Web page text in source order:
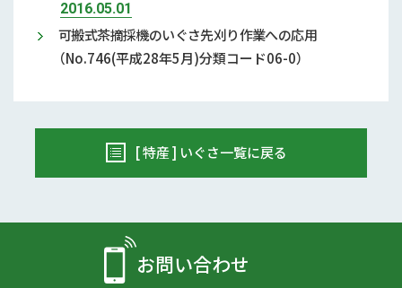
2016.05.01
可搬式茶摘採機のいぐさ先刈り作業への応用
（No.746(平成28年5月)分類コード06-0）
[ 特産 ] いぐさ一覧に戻る
お問い合わせ